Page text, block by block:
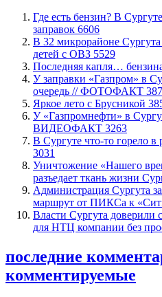
​Где есть бензин? В
заправок 6606
В 32 микрорайоне
детей с ОВЗ 5529
​Последняя капля…
​У заправки «Газпром» в
очередь // ФОТОФАКТ
Яркое лето с Брусникой
У «Газпромнефти» в
ВИДЕОФАКТ 3263
​В Сургуте что-то
3031
​Уничтожение «Нашего
разъедает ткань жизни
​Администрация Сургута
маршрут от ПИКСа к
Власти Сургута доверили
для НТЦ компании без
последние
комментируемые